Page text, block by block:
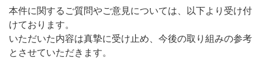
本件に関するご質問やご意見については、以下より受け付
けております。
いただいた内容は真摯に受け止め、今後の取り組みの参考
とさせていただきます。